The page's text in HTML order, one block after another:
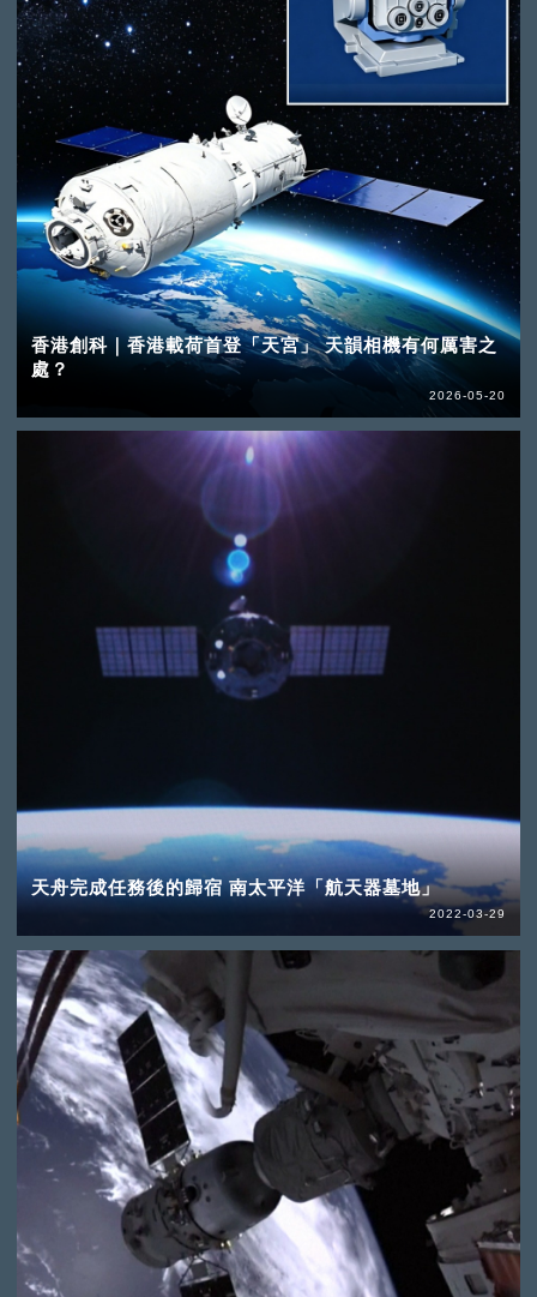
香港創科｜香港載荷首登「天宮」 天韻相機有何厲害之
處？
2026-05-20
天舟完成任務後的歸宿 南太平洋「航天器墓地」
2022-03-29